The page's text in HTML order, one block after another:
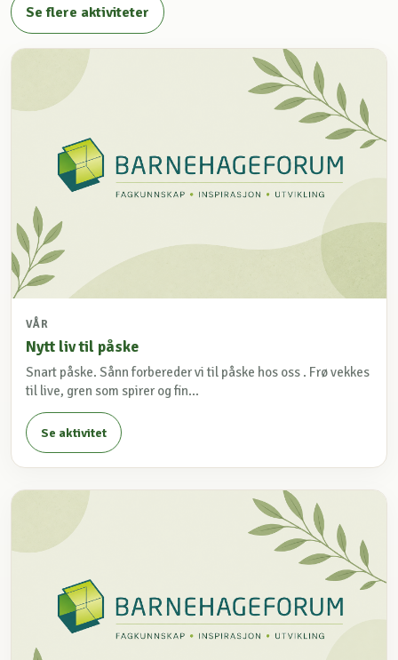
Se flere aktiviteter
VÅR
Nytt liv til påske
Snart påske. Sånn forbereder vi til påske hos oss . Frø vekkes
til live, gren som spirer og fin...
Se aktivitet